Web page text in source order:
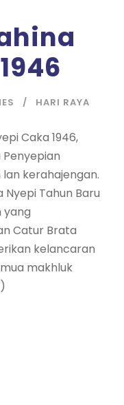
HARI RAYA
Caka 1946,
kerahajengan.
Tahun Baru
yang
Catur Brata
kelancaran
makhluk